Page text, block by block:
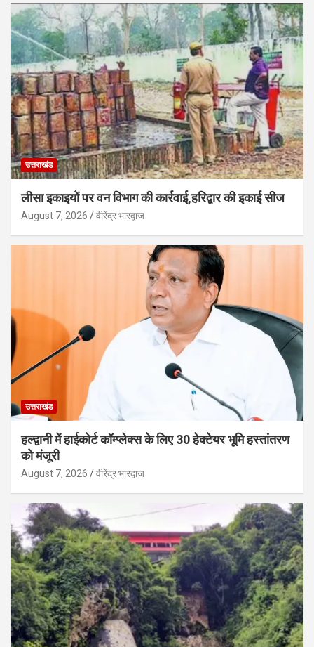
उत्तराखंड
लीसा इकाइयों पर वन विभाग की कार्रवाई,हरिद्वार की इकाई सीज
August 7, 2026 वीरेंद्र भारद्वाज
उत्तराखंड
हल्द्वानी में हाईकोर्ट कॉम्प्लेक्स के लिए 30 हेक्टेयर भूमि हस्तांतरण
को मंजूरी
August 7, 2026 वीरेंद्र भारद्वाज